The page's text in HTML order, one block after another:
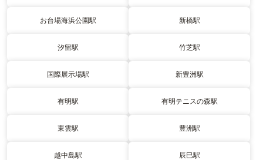
お台場海浜公園駅 新橋駅
汐留駅 竹芝駅
国際展示場駅 新豊洲駅
有明駅 有明テニスの森駅
東雲駅 豊洲駅
越中島駅 辰巳駅